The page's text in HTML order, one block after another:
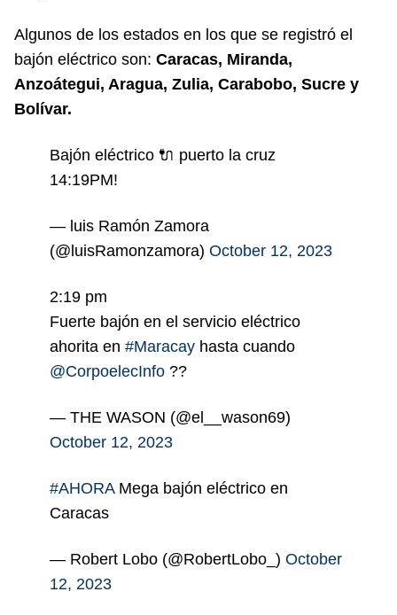
Algunos de los estados en los que se registró el
bajón eléctrico son: Caracas, Miranda,
Anzoátegui, Aragua, Zulia, Carabobo, Sucre y
Bolívar.
Bajón eléctrico 🔌 puerto la cruz
14:19PM!
— luis Ramón Zamora
(@luisRamonzamora) October 12, 2023
2:19 pm
Fuerte bajón en el servicio eléctrico
ahorita en #Maracay hasta cuando
@CorpoelecInfo ??
— THE WASON (@el__wason69)
October 12, 2023
#AHORAMega bajón eléctrico en
Caracas
— Robert Lobo (@RobertLobo_) October
12, 2023